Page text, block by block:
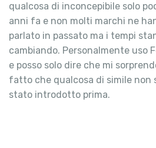
qualcosa di inconcepibile solo
anni fa e non molti marchi ne
parlato in passato ma i tempi
cambiando. Personalmente uso
e posso solo dire che mi
fatto che qualcosa di simile non
stato introdotto prima.